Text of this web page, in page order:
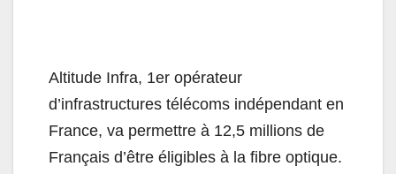
Altitude Infra, 1er opérateur
d’infrastructures télécoms indépendant en
France, va permettre à 12,5 millions de
Français d’être éligibles à la fibre optique.